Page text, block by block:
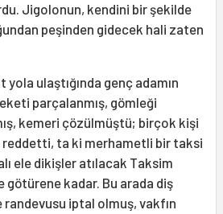
Jigolonun, kendini bir şekilde
peşinden gidecek hali zaten
ulaştığında genç adamın
parçalanmış, gömleği
kemeri çözülmüştü; birçok kişi
reddetti, ta ki merhametli bir taksi
ele dikişler atılacak Taksim
götürene kadar. Bu arada diş
iptal olmuş, vakfın